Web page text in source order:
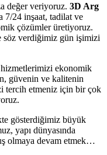
değer veriyoruz. 3D Arg
7/24 inşaat, tadilat ve
çözümler üretiyoruz.
söz verdiğimiz gün işimizi
ekonomik
güvenin ve kalitenin
tercih etmeniz için bir çok
gösterdiğimiz büyük
yapı dünyasında
olmaya devam etmek…